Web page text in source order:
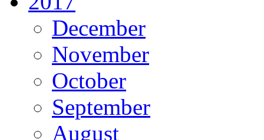
December
November
October
September
August